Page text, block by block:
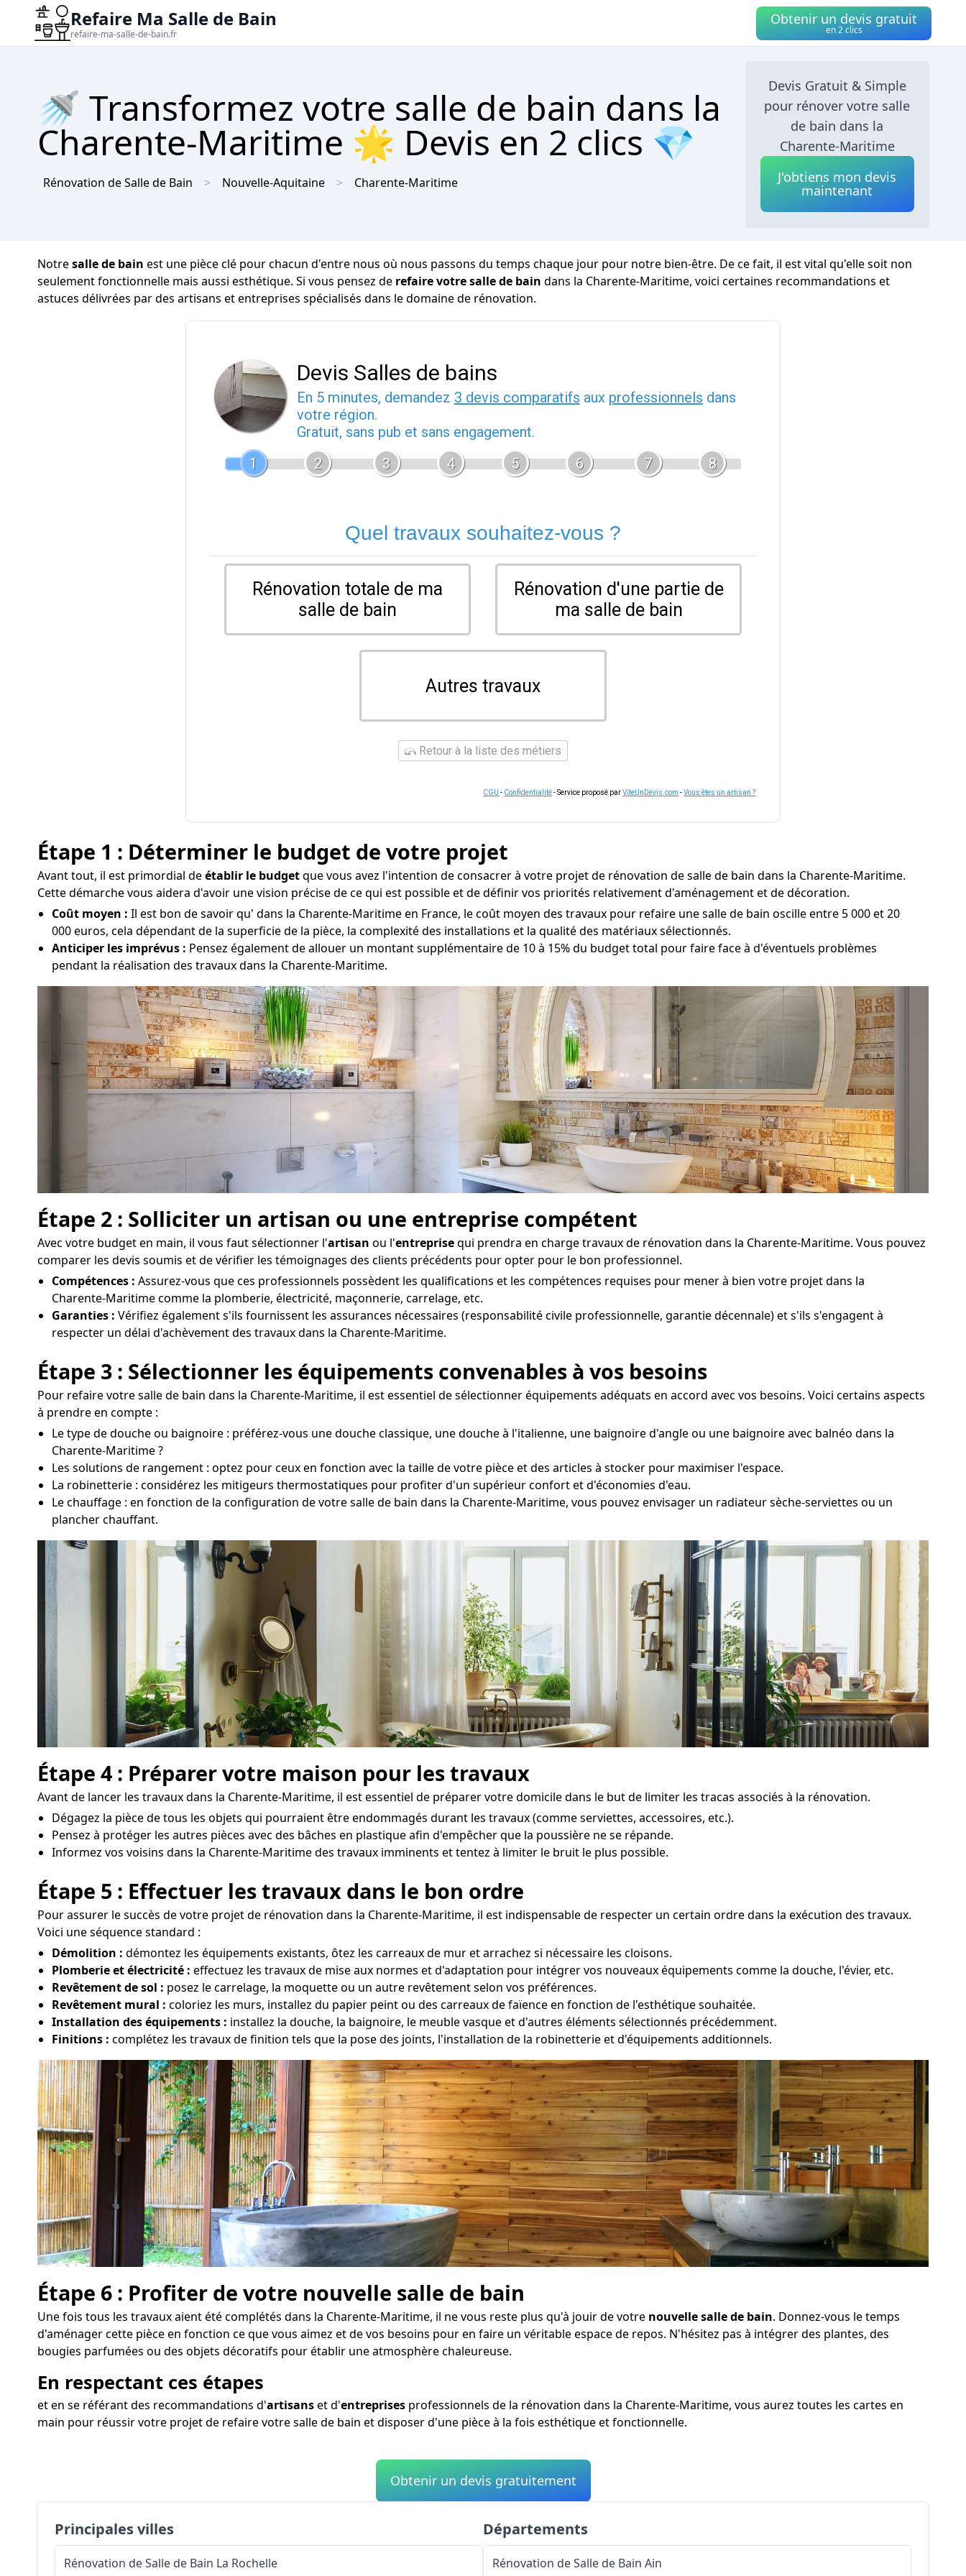
Refaire Ma Salle de Bain
refaire-ma-salle-de-bain.fr
Obtenir un devis gratuit
en 2 clics
🚿 Transformez votre salle de bain dans la
Charente-Maritime 🌟 Devis en 2 clics 💎
Rénovation de Salle de Bain Nouvelle-Aquitaine Charente-Maritime
Devis Gratuit & Simple
pour rénover votre salle
de bain dans la
Charente-Maritime
J'obtiens mon devis
maintenant
Notresalle de bain est une pièce clé pour chacun d'entre nous où nous passons du temps chaque jour pour notre bien-être. De ce fait, il est vital qu'elle soit non
seulement fonctionnelle mais aussi esthétique. Si vous pensez de refaire votre salle de bain dans la Charente-Maritime, voici certaines recommandations et
astuces délivrées par des artisans et entreprises spécialisés dans le domaine de rénovation.
Devis Salles de bains
En 5 minutes, demandez 3 devis comparatifs aux professionnels dans
votre région.
Gratuit, sans pub et sans engagement.
1
2 3 4 5 6 7 8
Quel travaux souhaitez-vous ?
Rénovation totale de ma
salle de bain
Rénovation d'une partie de
ma salle de bain
Autres travaux
Retour à la liste des métiers
CGU - Confidentialité- Service proposé parViteUnDevis.com -Vous êtes un artisan ?
Étape 1 : Déterminer le budget de votre projet
Avant tout, il est primordial deétablir le budgetque vous avez l'intention de consacrer à votre projet de rénovation de salle de bain dans la Charente-Maritime.
Cette démarche vous aidera d'avoir une vision précise de ce qui est possible et de définir vos priorités relativement d'aménagement et de décoration.
Coût moyen : Il est bon de savoir qu' dans la Charente-Maritime en France, le coût moyen des travaux pour refaire une salle de bain oscille entre 5 000 et 20
000 euros, cela dépendant de la superficie de la pièce, la complexité des installations et la qualité des matériaux sélectionnés.
Anticiper les imprévus : Pensez également de allouer un montant supplémentaire de 10 à 15% du budget total pour faire face à d'éventuels problèmes
pendant la réalisation des travaux dans la Charente-Maritime.
Étape 2 : Solliciter un artisan ou une entreprise compétent
Avec votre budget en main, il vous faut sélectionner l'artisan ou l'entreprisequi prendra en charge travaux de rénovation dans la Charente-Maritime. Vous pouvez
comparer les devis soumis et de vérifier les témoignages des clients précédents pour opter pour le bon professionnel.
Compétences : Assurez-vous que ces professionnels possèdent les qualifications et les compétences requises pour mener à bien votre projet dans la
Charente-Maritime comme la plomberie, électricité, maçonnerie, carrelage, etc.
Garanties : Vérifiez également s'ils fournissent les assurances nécessaires (responsabilité civile professionnelle, garantie décennale) et s'ils s'engagent à
respecter un délai d'achèvement des travaux dans la Charente-Maritime.
Étape 3 : Sélectionner les équipements convenables à vos besoins
Pour refaire votre salle de bain dans la Charente-Maritime, il est essentiel de sélectionner équipements adéquats en accord avec vos besoins. Voici certains aspects
à prendre en compte :
Le type de douche ou baignoire : préférez-vous une douche classique, une douche à l'italienne, une baignoire d'angle ou une baignoire avec balnéo dans la
Charente-Maritime ?
Les solutions de rangement : optez pour ceux en fonction avec la taille de votre pièce et des articles à stocker pour maximiser l'espace.
La robinetterie : considérez les mitigeurs thermostatiques pour profiter d'un supérieur confort et d'économies d'eau.
Le chauffage : en fonction de la configuration de votre salle de bain dans la Charente-Maritime, vous pouvez envisager un radiateur sèche-serviettes ou un
plancher chauffant.
Étape 4 : Préparer votre maison pour les travaux
Avant de lancer les travaux dans la Charente-Maritime, il est essentiel de préparer votre domicile dans le but de limiter les tracas associés à la rénovation.
Dégagez la pièce de tous les objets qui pourraient être endommagés durant les travaux (comme serviettes, accessoires, etc.).
Pensez à protéger les autres pièces avec des bâches en plastique afin d'empêcher que la poussière ne se répande.
Informez vos voisins dans la Charente-Maritime des travaux imminents et tentez à limiter le bruit le plus possible.
Étape 5 : Effectuer les travaux dans le bon ordre
Pour assurer le succès de votre projet de rénovation dans la Charente-Maritime, il est indispensable de respecter un certain ordre dans la exécution des travaux.
Voici une séquence standard :
Démolition : démontez les équipements existants, ôtez les carreaux de mur et arrachez si nécessaire les cloisons.
Plomberie et électricité : effectuez les travaux de mise aux normes et d'adaptation pour intégrer vos nouveaux équipements comme la douche, l'évier, etc.
Revêtement de sol : posez le carrelage, la moquette ou un autre revêtement selon vos préférences.
Revêtement mural : coloriez les murs, installez du papier peint ou des carreaux de faïence en fonction de l'esthétique souhaitée.
Installation des équipements : installez la douche, la baignoire, le meuble vasque et d'autres éléments sélectionnés précédemment.
Finitions : complétez les travaux de finition tels que la pose des joints, l'installation de la robinetterie et d'équipements additionnels.
Étape 6 : Profiter de votre nouvelle salle de bain
Une fois tous les travaux aient été complétés dans la Charente-Maritime, il ne vous reste plus qu'à jouir de votre nouvelle salle de bain. Donnez-vous le temps
d'aménager cette pièce en fonction ce que vous aimez et de vos besoins pour en faire un véritable espace de repos. N'hésitez pas à intégrer des plantes, des
bougies parfumées ou des objets décoratifs pour établir une atmosphère chaleureuse.
En respectant ces étapes
et en se référant des recommandations d'artisanset d'entreprises professionnels de la rénovation dans la Charente-Maritime, vous aurez toutes les cartes en
main pour réussir votre projet de refaire votre salle de bain et disposer d'une pièce à la fois esthétique et fonctionnelle.
Obtenir un devis gratuitement
Principales villes
Rénovation de Salle de Bain La Rochelle
Départements
Rénovation de Salle de Bain Ain